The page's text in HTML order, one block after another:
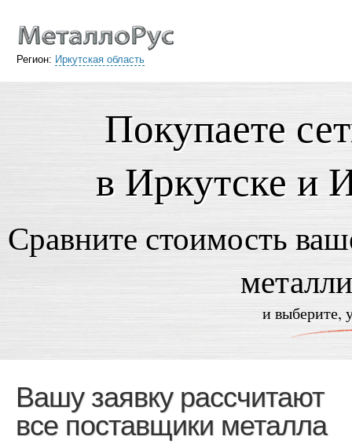
Регион: Иркутская область
Покупаете
в Иркутске и
Сравните стоимость
и выберите,
Вашу заявку рассчитают
все поставщики металла